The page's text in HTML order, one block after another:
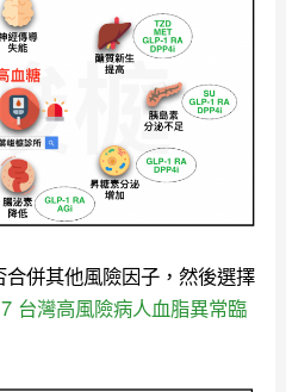
併其他風險因子，然後選擇
台灣高風險病人血脂異常臨